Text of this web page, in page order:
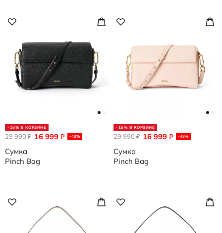
-15% В КОРЗИНЕ
16 999 ₽ -43%
29 990₽
Сумка
Pinch Bag
-15% В КОРЗИНЕ
16 999 ₽ -43%
29 990₽
Сумка
Pinch Bag